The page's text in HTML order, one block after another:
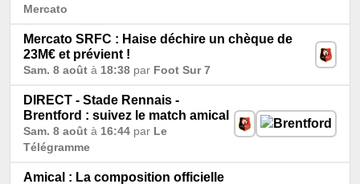
Mercato
Mercato SRFC : Haise déchire un chèque de
23M€ et prévient !
Sam. 8 août à 18:38 par Foot Sur 7
DIRECT - Stade Rennais -
Brentford : suivez le match amical
Sam. 8 août à 16:44 par Le
Télégramme
Amical : La composition officielle